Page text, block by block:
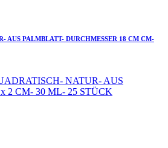
AUS PALMBLATT- DURCHMESSER 18 CM CM-